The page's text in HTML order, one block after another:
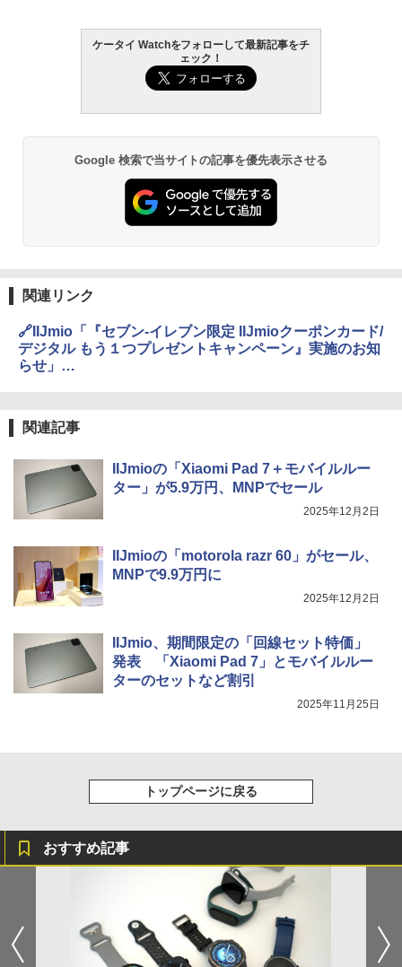
ケータイ Watchをフォローして最新記事をチ
ェック！
Google 検索で当サイトの記事を優先表示させる
関連リンク
🔗IIJmio「『セブン-イレブン限定 IIJmioクーポンカード/
デジタル もう１つプレゼントキャンペーン』実施のお知
らせ」
関連記事
IIJmioの「Xiaomi Pad 7＋モバイルルー
ター」が5.9万円、MNPでセール
2025年12月2日
IIJmioの「motorola razr 60」がセール、
MNPで9.9万円に
2025年12月2日
IIJmio、期間限定の「回線セット特価」
発表 「Xiaomi Pad 7」とモバイルルー
ターのセットなど割引
2025年11月25日
トップページに戻る
おすすめ記事